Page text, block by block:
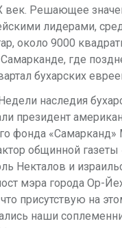
век. Решающее
лидерами,
около 9000
где
бухарских
наследия
президент
фонда «Самарканд»
общинной газеты
Некталов и
мэра города Ор-
присутствую на
наши